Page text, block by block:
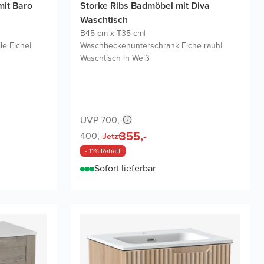
Baro
Eiche|
Storke Ribs Badmöbel mit Diva
Waschtisch
B45 cm x T35 cm|
Waschbeckenunterschrank Eiche rauh|
Waschtisch in Weiß
UVP 700,-
400,-Jetzt355,-
- 11% Rabatt
Sofort lieferbar